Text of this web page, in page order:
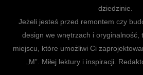
dziedzinie.
Jeżeli jesteś przed remontem czy
design we wnętrzach i oryginalność,
miejscu, które umożliwi Ci
„M”. Miłej lektury i inspiracji.